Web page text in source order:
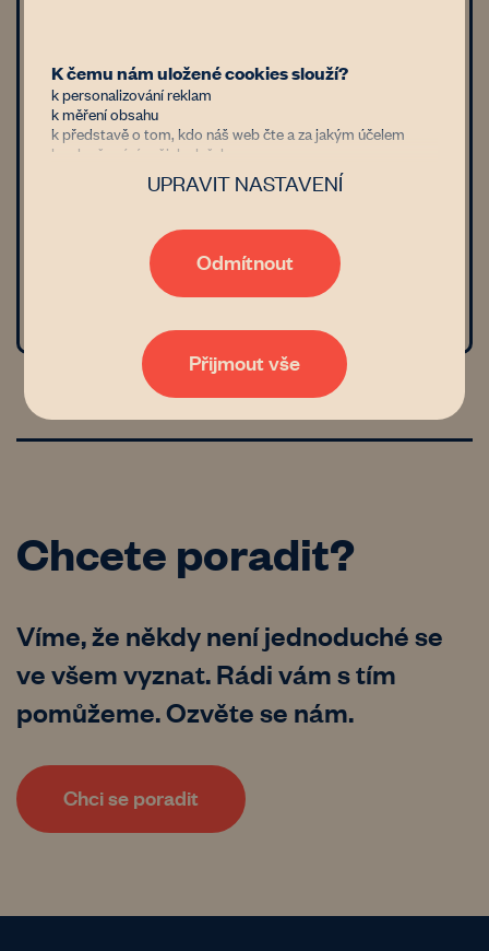
Náklady / ztráta
Finanční podpora
Chcete poradit?
Víme, že někdy není jednoduché se
ve všem vyznat. Rádi vám s tím
pomůžeme. Ozvěte se nám.
Chci se poradit
K čemu nám uložené cookies slouží?
k personalizování reklam
k měření obsahu
k představě o tom, kdo náš web čte a za jakým účelem
k vylepšování našich služeb
Důvěřujete nám?
stejně jako nám o zastavení znehodnocování půdy v Česku.
Díky tomu, že nám dáte možnost uchovávat data o vaší
aktivitě na našem webu, bude naše poradenství, databáze
vlastníků i zemědělců nebo například generátor
vás zajímají podrobnosti, přečtěte si našezásady
zpracování osobních údajů
. Tak co, věříte nám?
UPRAVIT NASTAVENÍ
Odmítnout
Přijmout vše